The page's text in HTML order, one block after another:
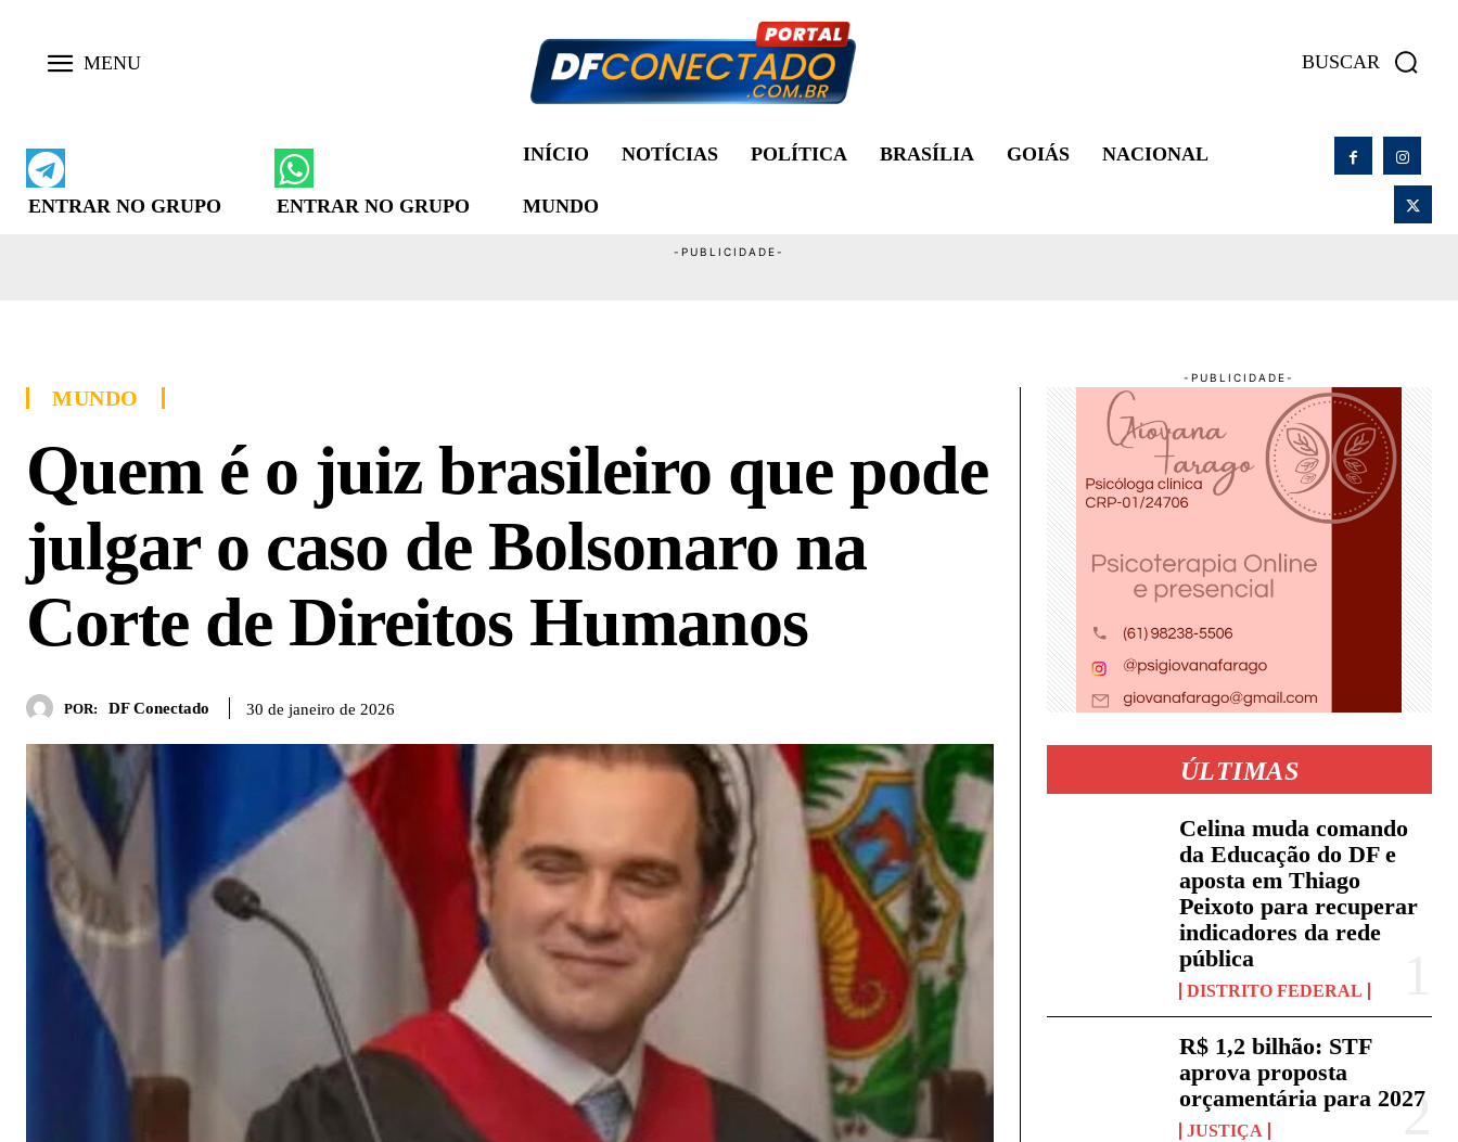
BUSCAR
ENTRAR NO GRUPO ENTRAR NO GRUPO
INÍCIO NOTÍCIAS POLÍTICA BRASÍLIA GOIÁS NACIONAL
MUNDO
MUNDO
Quem é o juiz brasileiro que pode
julgar o caso de Bolsonaro na
Corte de Direitos Humanos
POR: DF Conectado 30 de janeiro de 2026
ÚLTIMAS
Celina muda comando
da Educação do DF e
aposta em Thiago
Peixoto para recuperar
indicadores da rede
pública
DISTRITO FEDERAL
R$ 1,2 bilhão: STF
aprova proposta
orçamentária para 2027
JUSTIÇA